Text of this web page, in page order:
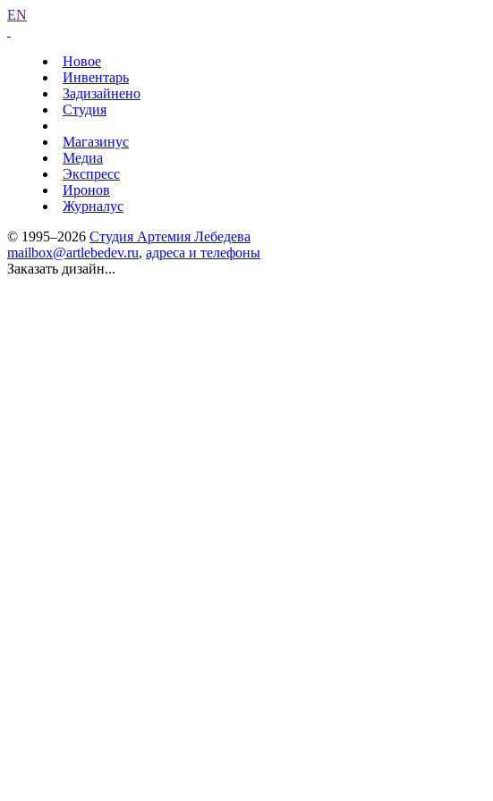
EN
Новое
Инвентарь
Задизайнено
Студия
Магазинус
Медиа
Экспресс
Иронов
Журналус
© 1995–2026 Студия Артемия Лебедева
mailbox@artlebedev.ru, адреса и телефоны
Заказать дизайн...